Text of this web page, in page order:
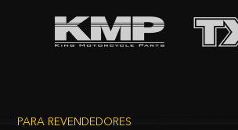
PARA REVENDEDORES